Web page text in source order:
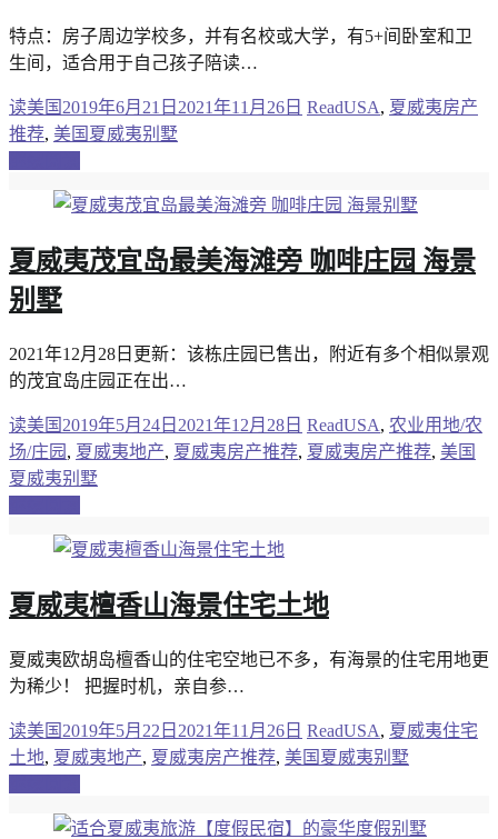
特点：房子周边学校多，并有名校或大学，有5+间卧室和卫
生间，适合用于自己孩子陪读…
读美国 2019年6月21日 2021年11月26日 ReadUSA, 夏威夷房产
推荐, 美国夏威夷别墅
夏威夷茂宜岛最美海滩旁 咖啡庄园 海景
别墅
2021年12月28日更新：该栋庄园已售出，附近有多个相似景观
的茂宜岛庄园正在出…
读美国 2019年5月24日 2021年12月28日 ReadUSA, 农业用地/农
场/庄园 , 夏威夷地产, 夏威夷房产推荐, 夏威夷房产推荐, 美国
夏威夷别墅
夏威夷檀香山海景住宅土地
夏威夷欧胡岛檀香山的住宅空地已不多，有海景的住宅用地更
为稀少！ 把握时机，亲自参…
读美国 2019年5月22日 2021年11月26日 ReadUSA, 夏威夷住宅
土地, 夏威夷地产, 夏威夷房产推荐, 美国夏威夷别墅